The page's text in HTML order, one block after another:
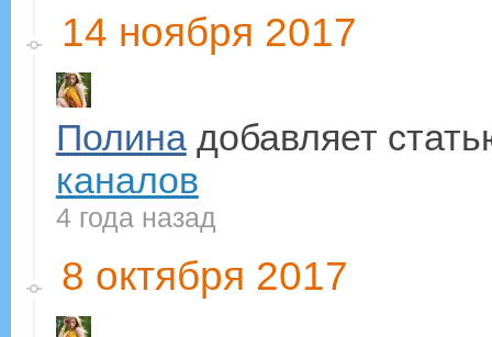
14 ноября 2017
Полинадобавляет
каналов
4 года назад
8 октября 2017